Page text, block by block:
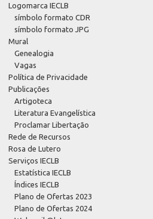
Logomarca IECLB
símbolo formato CDR
símbolo formato JPG
Mural
Genealogia
Vagas
Política de Privacidade
Publicações
Artigoteca
Literatura Evangelística
Proclamar Libertação
Rede de Recursos
Rosa de Lutero
Serviços IECLB
Estatística IECLB
Índices IECLB
Plano de Ofertas 2023
Plano de Ofertas 2024